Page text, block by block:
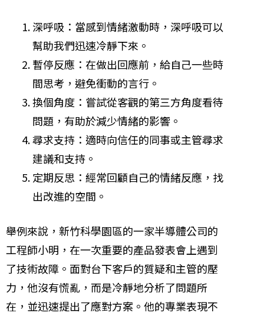
深呼吸：當感到情緒激動時，深呼吸可以
幫助我們迅速冷靜下來。
暫停反應：在做出回應前，給自己一些時
間思考，避免衝動的言行。
換個角度：嘗試從客觀的第三方角度看待
問題，有助於減少情緒的影響。
尋求支持：適時向信任的同事或主管尋求
建議和支持。
定期反思：經常回顧自己的情緒反應，找
出改進的空間。
舉例來說，新竹科學園區的一家半導體公司的
工程師小明，在一次重要的產品發表會上遇到
了技術故障。面對台下客戶的質疑和主管的壓
力，他沒有慌亂，而是冷靜地分析了問題所
在，並迅速提出了應對方案。他的專業表現不